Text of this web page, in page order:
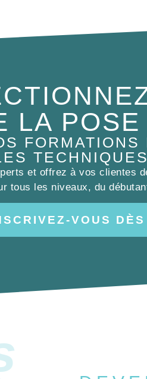
LA
et offrez à vos clientes
tous les niveaux, du
VOUS